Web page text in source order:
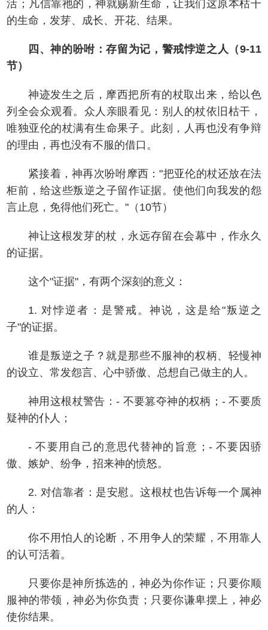
活；凡信靠祂的，神就赐新生命，让我们这原本枯干
的生命，发芽、成长、开花、结果。
四、神的吩咐：存留为记，警戒悖逆之人（9-11
节）
神迹发生之后，摩西把所有的杖取出来，给以色
列全会众观看。众人亲眼看见：别人的杖依旧枯干，
唯独亚伦的杖满有生命果子。此刻，人再也没有争辩
的理由，再也没有不服的借口。
紧接着，神再次吩咐摩西："把亚伦的杖还放在法
柜前，给这些叛逆之子留作证据。使他们向我发的怨
言止息，免得他们死亡。"（10节）
神让这根发芽的杖，永远存留在会幕中，作永久
的证据。
这个"证据"，有两个深刻的意义：
1. 对悖逆者：是警戒。神说，这是给"叛逆之
子"的证据。
谁是叛逆之子？就是那些不服神的权柄、轻慢神
的设立、常发怨言、心中骄傲、总想自己做主的人。
神用这根杖警告：- 不要篡夺神的权柄；- 不要质
疑神的仆人；
- 不要用自己的意思代替神的旨意；- 不要因骄
傲、嫉妒、纷争，招来神的愤怒。
2. 对信靠者：是安慰。这根杖也告诉每一个属神
的人：
你不用怕人的论断，不用争人的荣耀，不用靠人
的认可活着。
只要你是神所拣选的，神必为你作证；只要你顺
服神的带领，神必为你负责；只要你谦卑摆上，神必
使你结果。